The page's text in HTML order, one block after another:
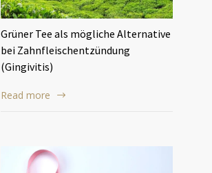
Grüner Tee als mögliche Alternative
bei Zahnfleischentzündung
(Gingivitis)
Read more